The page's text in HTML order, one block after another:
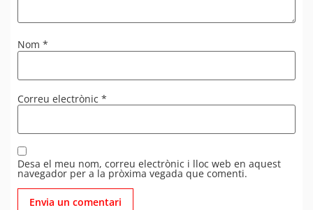
Nom *
Correu electrònic *
Desa el meu nom, correu electrònic i lloc web en aquest
navegador per a la pròxima vegada que comenti.